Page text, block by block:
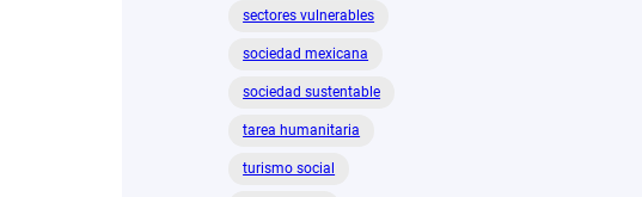
sectores vulnerables
sociedad mexicana
sociedad sustentable
tarea humanitaria
turismo social